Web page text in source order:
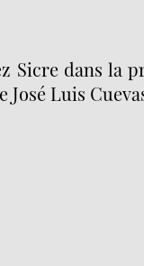
Sicre dans la
José Luis